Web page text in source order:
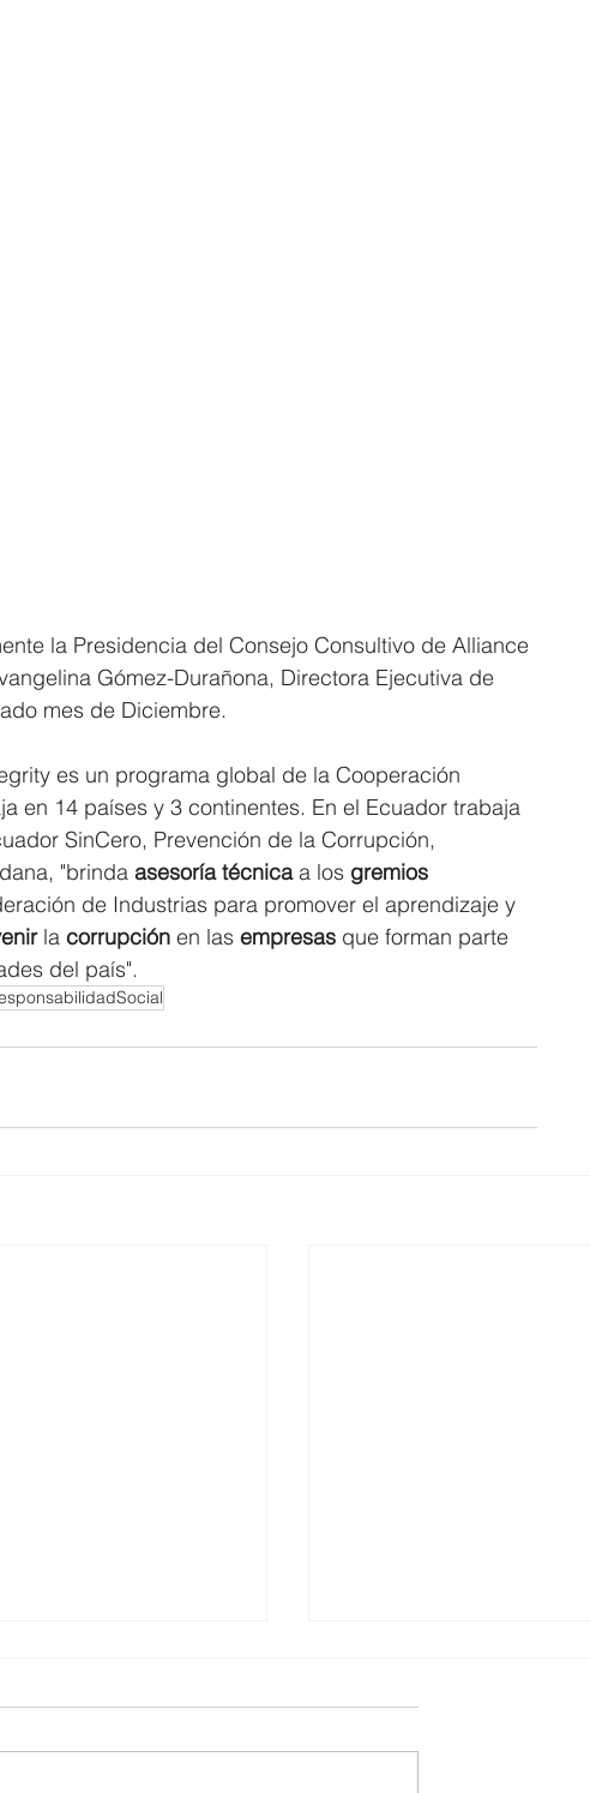
la Presidencia del Consejo Consultivo de Alliance
Gómez-Durañona, Directora Ejecutiva de
mes de Diciembre.
es un programa global de la Cooperación
en 14 países y 3 continentes. En el Ecuador trabaja
SinCero, Prevención de la Corrupción,
"brinda asesoría técnica a los gremios
de Industrias para promover el aprendizaje y
la corrupción en las empresas que forman parte
del país".